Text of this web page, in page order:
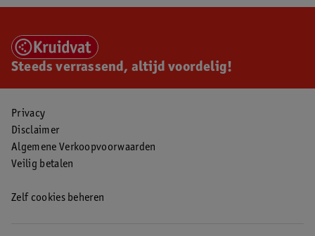
Steeds verrassend, altijd voordelig!
Privacy
Disclaimer
Algemene Verkoopvoorwaarden
Veilig betalen
Zelf cookies beheren